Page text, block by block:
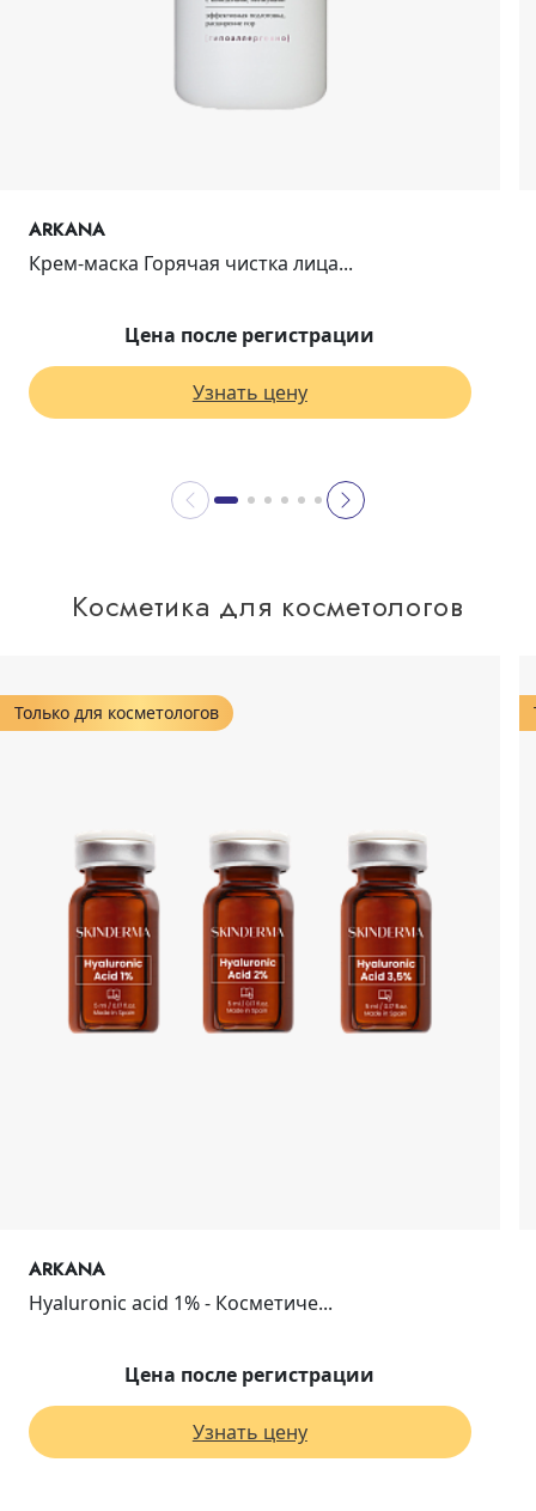
ARKANA
Крем-маска Горячая чистка лица...
Цена после регистрации
Узнать цену
Косметика для косметологов
Только для косметологов
ARKANA
Hyaluronic acid 1% - Косметиче...
Цена после регистрации
Узнать цену